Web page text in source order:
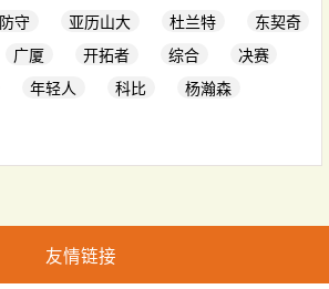
防守 亚历山大 杜兰特
东契奇
广厦 开拓者 综合
决赛
年轻人 科比
杨瀚森
友情链接